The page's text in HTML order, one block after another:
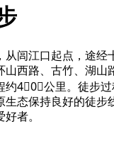
从闾江口起点，途经
山西路、古竹、湖山
约4⃣️0⃣️公里。徒步
生态保持良好的徒步
者。